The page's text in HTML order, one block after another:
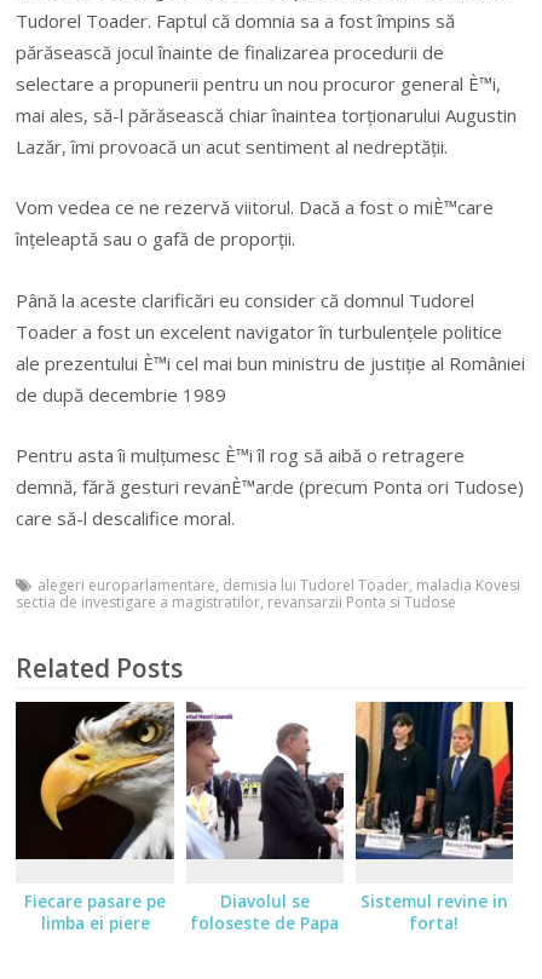
Tudorel Toader. Faptul că domnia sa a fost împins să
părăsească jocul înainte de finalizarea procedurii de
selectare a propunerii pentru un nou procuror general È™i,
mai ales, să-l părăsească chiar înaintea torționarului Augustin
Lazăr, îmi provoacă un acut sentiment al nedreptății.
Vom vedea ce ne rezervă viitorul. Dacă a fost o miÈ™care
înțeleaptă sau o gafă de proporții.
Până la aceste clarificări eu consider că domnul Tudorel
Toader a fost un excelent navigator în turbulențele politice
ale prezentului È™i cel mai bun ministru de justiție al României
de după decembrie 1989
Pentru asta îi mulțumesc È™i îl rog să aibă o retragere
demnă, fără gesturi revanÈ™arde (precum Ponta ori Tudose)
care să-l descalifice moral.
alegeri europarlamentare, demisia lui Tudorel Toader, maladia Kovesi
sectia de investigare a magistratilor, revansarzii Ponta si Tudose
Related Posts
Fiecare pasare pe
limba ei piere
Diavolul se
foloseste de Papa
Sistemul revine in
forta!